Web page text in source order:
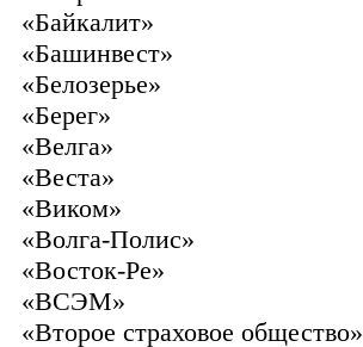
«Байкалит»
«Башинвест»
«Белозерье»
«Берег»
«Велга»
«Веста»
«Виком»
«Волга-Полис»
«Восток-Ре»
«ВСЭМ»
«Второе страховое общество»